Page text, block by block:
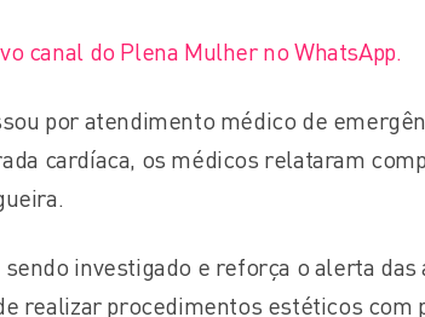
canal do Plena Mulher no WhatsApp.
por atendimento médico de
cardíaca, os médicos relataram
sendo investigado e reforça o alerta
realizar procedimentos estéticos com